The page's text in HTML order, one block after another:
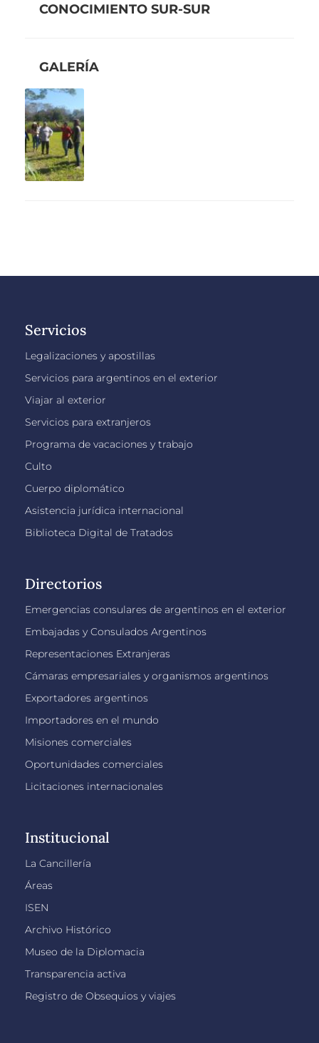
CONOCIMIENTO SUR-SUR
GALERÍA
Servicios
Legalizaciones y apostillas
Servicios para argentinos en el exterior
Viajar al exterior
Servicios para extranjeros
Programa de vacaciones y trabajo
Culto
Cuerpo diplomático
Asistencia jurídica internacional
Biblioteca Digital de Tratados
Directorios
Emergencias consulares de argentinos en el exterior
Embajadas y Consulados Argentinos
Representaciones Extranjeras
Cámaras empresariales y organismos argentinos
Exportadores argentinos
Importadores en el mundo
Misiones comerciales
Oportunidades comerciales
Licitaciones internacionales
Institucional
La Cancillería
Áreas
ISEN
Archivo Histórico
Museo de la Diplomacia
Transparencia activa
Registro de Obsequios y viajes